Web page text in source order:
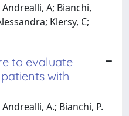
A; Bianchi,
Klersy, C;
to evaluate
with
A.; Bianchi, P.